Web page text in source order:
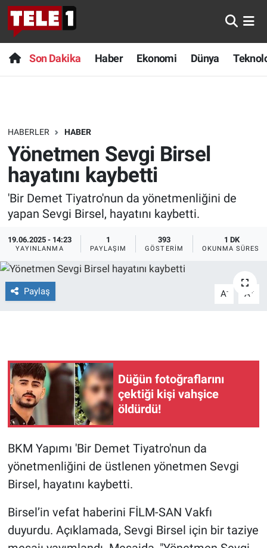
Son Dakika Haber Ekonomi Dünya
HABERLER HABER
Yönetmen Sevgi Birsel
hayatını kaybetti
'Bir Demet Tiyatro'nun da yönetmenliğini de
yapan Sevgi Birsel, hayatını kaybetti.
19.06.2025 - 14:23
YAYINLANMA
1
PAYLAŞIM
393
GÖSTERIM
1 DK
OKUNMA SÜRESI
Paylaş A- A+
Düğün fotoğraflarını
çektiği kişi vahşice
öldürdü!
BKM Yapımı 'Bir Demet Tiyatro'nun da
yönetmenliğini de üstlenen yönetmen Sevgi
Birsel, hayatını kaybetti.
Birsel’in vefat haberini FİLM-SAN Vakfı
duyurdu. Açıklamada, Sevgi Birsel için bir taziye
Anında Manşet
Başka Sohbetler
Bilim turu
Bilim ve Teknoloji Evreni
Doğa Konuşuyor
Ege'den Esintiler
Ekonomi
Forum
Gerçeğin İzinde
Gün Başlıyor
Gün Ortası
Son Dakika
Haber
Dünya
Teknoloji
Sağlık
İletişim
Nöbetçi Eczaneler
Hava Durumu
Trafik Durumu
Süper Lig Puan Durumu ve Fikstür
Tüm Manşetler